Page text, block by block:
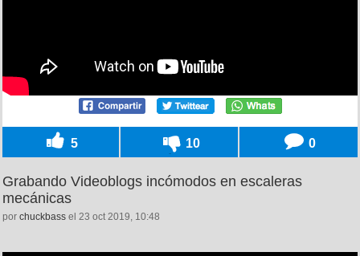
5 10 0
Grabando Videoblogs incómodos en escaleras
mecánicas
por chuckbass el 23 oct 2019, 10:48